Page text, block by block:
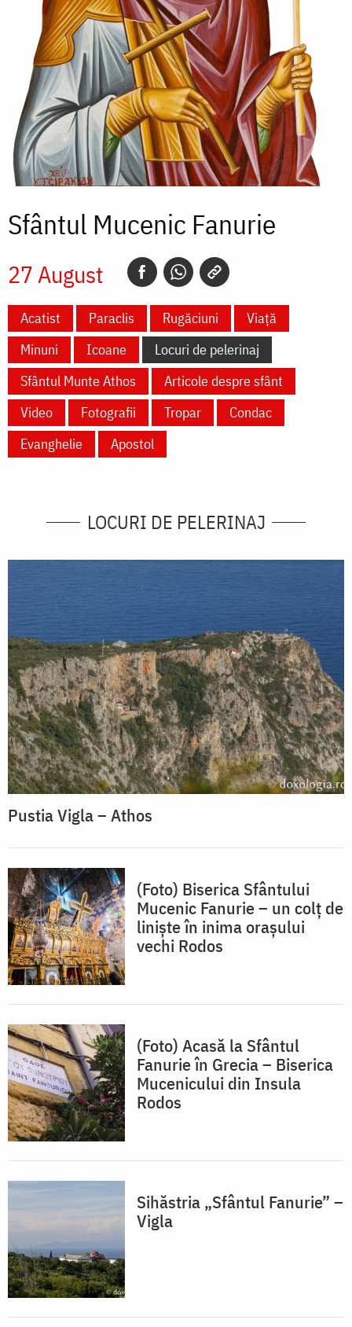
Sfântul Mucenic Fanurie
27 August
Acatist Paraclis Rugăciuni
Viață
Minuni
Icoane
Locuri de pelerinaj
Sfântul Munte Athos
Articole despre sfânt
Video
Fotografii Tropar
Condac
Evanghelie
Apostol
LOCURI DE PELERINAJ
Pustia Vigla – Athos
(Foto) Biserica Sfântului
Mucenic Fanurie – un colț de
liniște în inima orașului
vechi Rodos
(Foto) Acasă la Sfântul
Fanurie în Grecia – Biserica
Mucenicului din Insula
Rodos
Sihăstria „Sfântul Fanurie” –
Vigla